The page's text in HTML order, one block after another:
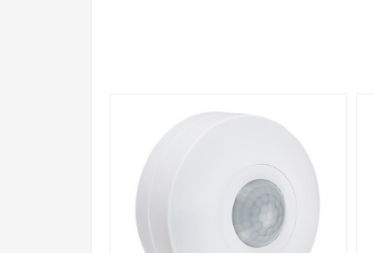
потребителя». Это не значит, что нужно
просто заменяем некачественный товар
Наличие Датчик движения потолочный ДД
получить консультацию по тому, что мы
который вы собираетесь купить. Мы
Свяжитесь с нами любым способом,